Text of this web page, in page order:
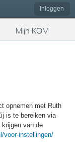
Mijn KOM
Inloggen
opnemen met Ruth
is te bereiken via
van de
voor-instellingen/